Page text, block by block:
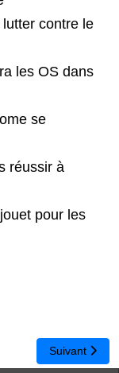
lutter contre le
les OS dans
se
réussir à
pour les
œuvresArticle
Suivant